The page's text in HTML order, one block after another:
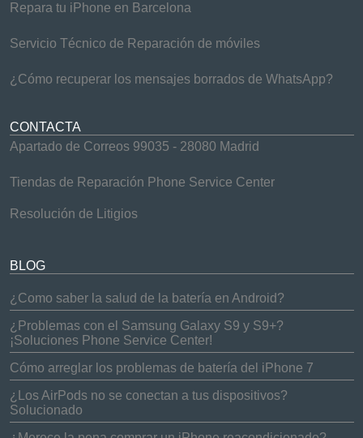
Repara tu iPhone en Barcelona
Servicio Técnico de Reparación de móviles
¿Cómo recuperar los mensajes borrados de WhatsApp?
CONTACTA
Apartado de Correos 99035 - 28080 Madrid
Tiendas de Reparación Phone Service Center
Resolución de Litigios
BLOG
¿Como saber la salud de la batería en Android?
¿Problemas con el Samsung Galaxy S9 y S9+?
¡Soluciones Phone Service Center!
Cómo arreglar los problemas de batería del iPhone 7
¿Los AirPods no se conectan a tus dispositivos?
Solucionado